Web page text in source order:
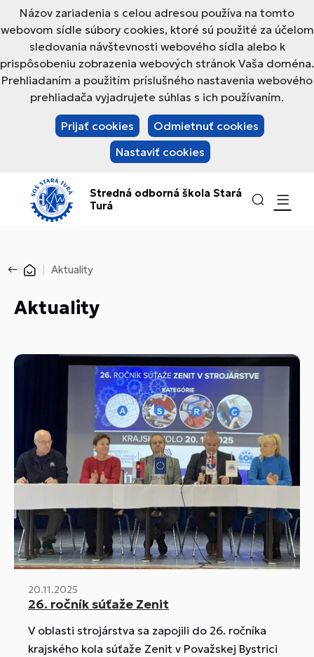
Názov zariadenia s celou adresou používa na tomto
webovom sídle súbory cookies, ktoré sú použité za účelom
sledovania návštevnosti webového sídla alebo k
prispôsobeniu zobrazenia webových stránok Vaša doména.
Prehliadaním a použitím príslušného nastavenia webového
prehliadača vyjadrujete súhlas s ich používaním.
Prijať cookies
Odmietnuť cookies
Nastaviť cookies
Stredná odborná škola Stará
Turá
Aktuality
Aktuality
20.11.2025
26. ročník súťaže Zenit
V oblasti strojárstva sa zapojili do 26. ročníka
krajského kola súťaže Zenit v Považskej Bystrici